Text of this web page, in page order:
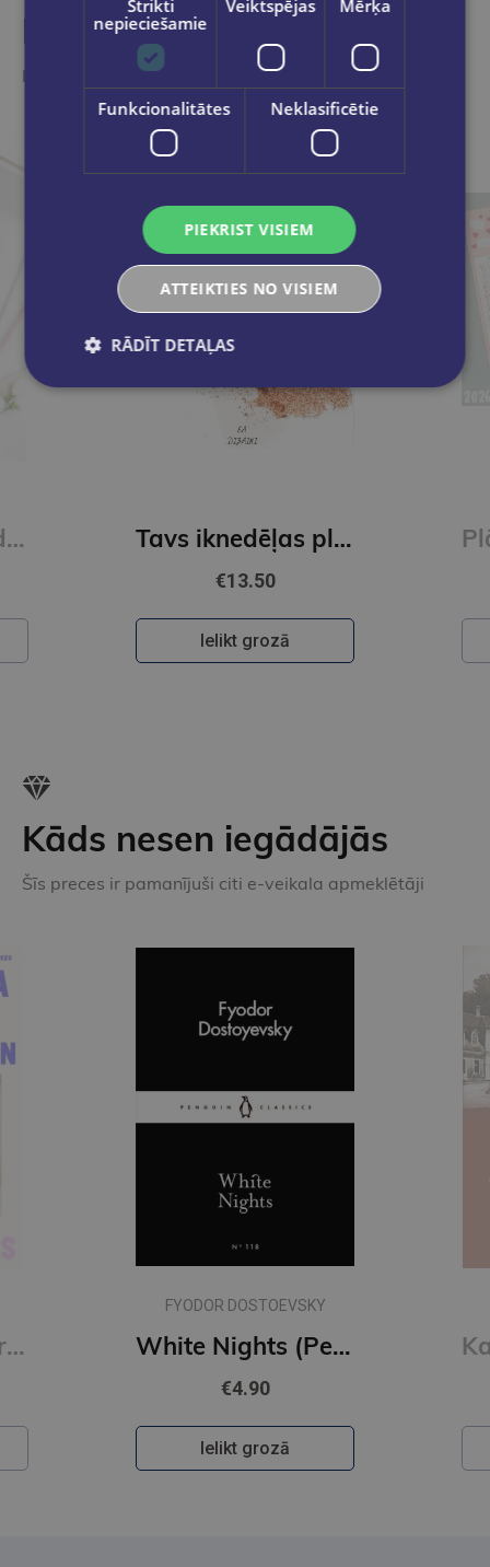
Līdzīgas preces
Ieskaties, varbūt noder
Laimīgais kalendāra plānotājs 2026 Divi veidi Tavs iknedēļas plānotājs labākai dzīvei
€13.50
Ielikt grozā
Kāds nesen iegādājās
Šīs preces ir pamanījuši citi e-veikala apmeklētāji
Cleopatra and Frankenstein
FYODOR DOSTOEVSKY
White Nights (Penguin Little Black Classics)
€4.90
Ielikt grozā
Strikti
nepieciešamie
Veiktspējas Mērķa
Funkcionalitātes Neklasificētie
PIEKRIST VISIEM
ATTEIKTIES NO VISIEM
RĀDĪT DETAĻAS